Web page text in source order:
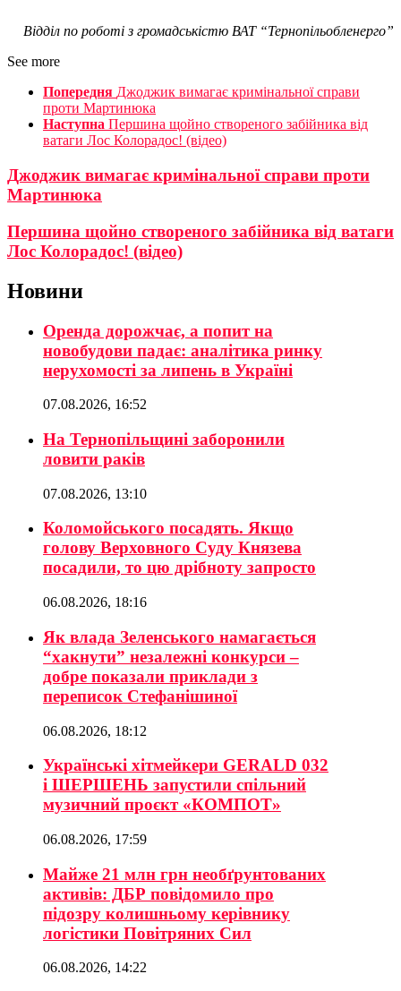
Відділ по роботі з громадськістю ВАТ “Тернопільобленерго”
See more
Попередня Джоджик вимагає кримінальної справи
проти Мартинюка
Наступна Першина щойно створеного забійника від
ватаги Лос Колорадос! (відео)
Джоджик вимагає кримінальної справи проти
Мартинюка
Першина щойно створеного забійника від ватаги
Лос Колорадос! (відео)
Новини
Оренда дорожчає, а попит на
новобудови падає: аналітика ринку
нерухомості за липень в Україні
07.08.2026, 16:52
На Тернопільщині заборонили
ловити раків
07.08.2026, 13:10
Коломойського посадять. Якщо
голову Верховного Суду Князева
посадили, то цю дрібноту запросто
06.08.2026, 18:16
Як влада Зеленського намагається
“хакнути” незалежні конкурси –
добре показали приклади з
переписок Стефанішиної
06.08.2026, 18:12
Українські хітмейкери GERALD 032
і ШЕРШЕНЬ запустили спільний
музичний проєкт «КОМПОТ»
06.08.2026, 17:59
Майже 21 млн грн необґрунтованих
активів: ДБР повідомило про
підозру колишньому керівнику
логістики Повітряних Сил
06.08.2026, 14:22